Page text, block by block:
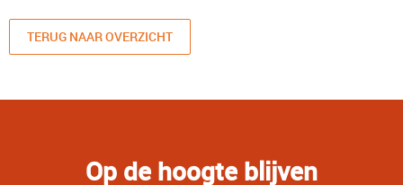
TERUG NAAR OVERZICHT
Op de hoogte blijven